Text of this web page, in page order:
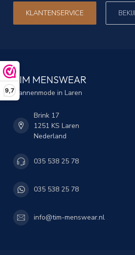
9,7
KLANTENSERVICE
TIM MENSWEAR
Mannenmode in Laren
Brink 17
1251 KS Laren
Nederland
035 538 25 78
035 538 25 78
info@tim-menswear.nl